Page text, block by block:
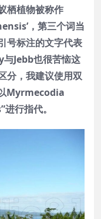
栖植物被称作
，第三个词当
号标注的文字代表
Jebb也很苦恼这
分，我建议使用双
Myrmecodia
行指代。